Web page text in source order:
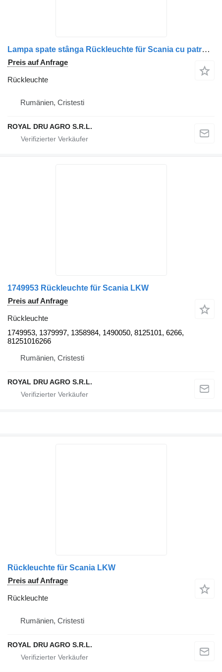
Lampa spate stânga Rückleuchte für Scania cu patru secțiuni – alb, galben, roșu și negru LKW
Preis auf Anfrage
Rückleuchte
Rumänien, Cristesti
ROYAL DRU AGRO S.R.L.
1749953 Rückleuchte für Scania LKW
Preis auf Anfrage
Rückleuchte
1749953, 1379997, 1358984, 1490050, 8125101, 6266,
81251016266
Rumänien, Cristesti
ROYAL DRU AGRO S.R.L.
Rückleuchte für Scania LKW
Preis auf Anfrage
Rückleuchte
Rumänien, Cristesti
ROYAL DRU AGRO S.R.L.